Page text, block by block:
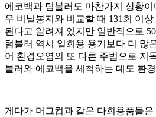
에코백과 텀블러도 마찬가지 상황
우 비닐봉지와 비교할 때 131회 이상
된다고 알려져 있지만 일반적으로
텀블러 역시 일회용 용기보다 더 많
어 환경오염의 또 다른 주범으로 지
블러와 에코백을 세척하는 데도 환
게다가 머그컵과 같은 다회용품들